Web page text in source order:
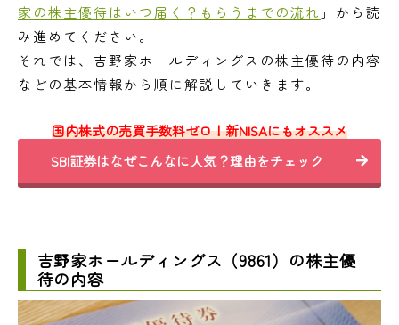
家の株主優待はいつ届く？もらうまでの流れ 」から読
み進めてください。
それでは、吉野家ホールディングスの株主優待の内容
などの基本情報から順に解説していきます。
国内株式の売買手数料ゼロ！新NISAにもオススメ
SBI証券はなぜこんなに人気？理由をチェック
吉野家ホールディングス（9861）の株主優
待の内容